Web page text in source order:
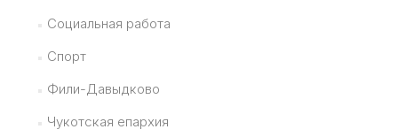
Социальная работа
Спорт
Фили-Давыдково
Чукотская епархия